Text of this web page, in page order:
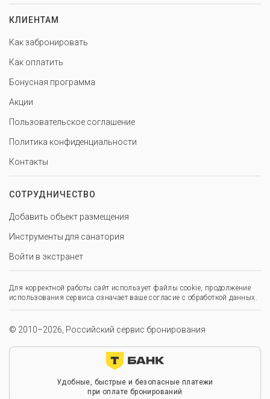
КЛИЕНТАМ
Как забронировать
Как оплатить
Бонусная программа
Акции
Пользовательское соглашение
Политика конфиденциальности
Контакты
СОТРУДНИЧЕСТВО
Добавить объект размещения
Инструменты для санатория
Войти в экстранет
Для корректной работы сайт использует файлы cookie, продолжение
использования сервиса означает ваше согласие с обработкой данных.
© 2010–2026, Российский сервис бронирования
Удобные, быстрые и безопасные платежи
при оплате бронирований